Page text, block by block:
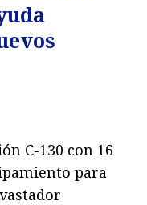
C-130 con 16
para